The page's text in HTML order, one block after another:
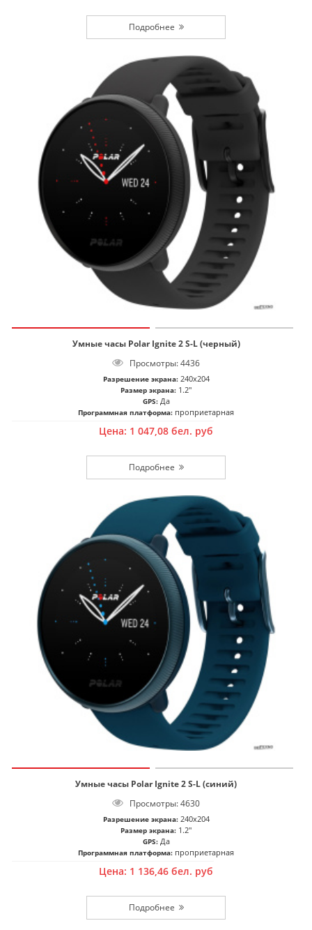
Умные часы Polar Ignite 2 S-L (черный)
Просмотры: 4436
Разрешение экрана: 240x204
Размер экрана: 1.2"
GPS: Да
Программная платформа: проприетарная
Цена: 1 047,08 бел. руб
Умные часы Polar Ignite 2 S-L (синий)
Просмотры: 4630
Разрешение экрана: 240x204
Размер экрана: 1.2"
GPS: Да
Программная платформа: проприетарная
Цена: 1 136,46 бел. руб